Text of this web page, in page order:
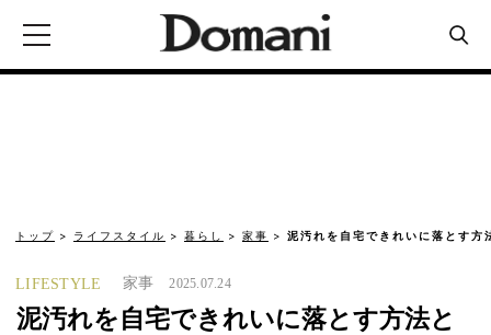
トップ ライフスタイル 暮らし 家事 泥汚れを自宅できれいに落とす
LIFESTYLE 家事 2025.07.24
泥汚れを自宅できれいに落とす方法と